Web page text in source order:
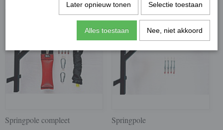
Springpole compleet Springpole
Later opnieuw tonen Selectie toestaan
Alles toestaan Nee, niet akkoord